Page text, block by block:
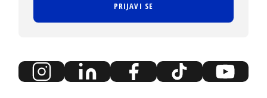
PRIJAVI SE